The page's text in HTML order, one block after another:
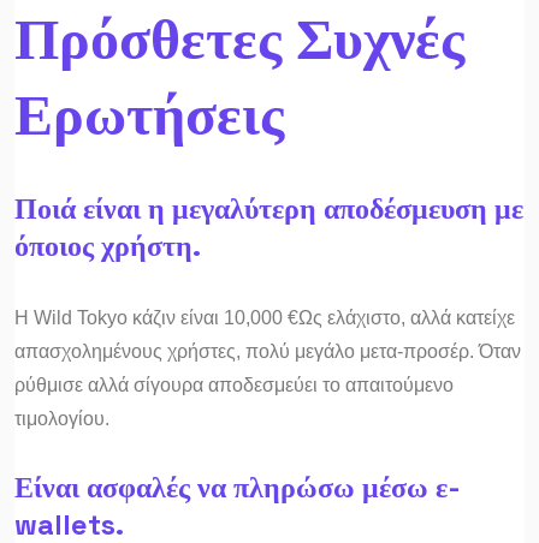
Πρόσθετες Συχνές
Ερωτήσεις
Ποιά είναι η μεγαλύτερη αποδέσμευση με
όποιος χρήστη.
Η Wild Tokyo κάζιν είναι 10,000 €Ως ελάχιστο, αλλά κατείχε
απασχολημένους χρήστες, πολύ μεγάλο μετα-προσέρ. Όταν
ρύθμισε αλλά σίγουρα αποδεσμεύει το απαιτούμενο
τιμολογίου.
Είναι ασφαλές να πληρώσω μέσω ε-
wallets.